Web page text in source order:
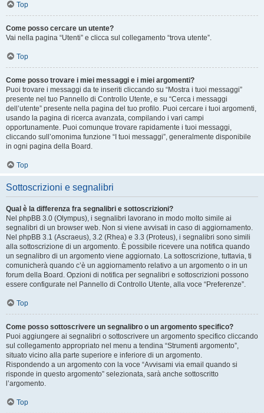
Top
Come posso cercare un utente?
Vai nella pagina “Utenti” e clicca sul collegamento “trova utente”.
Top
Come posso trovare i miei messaggi e i miei argomenti?
Puoi trovare i messaggi da te inseriti cliccando su “Mostra i tuoi messaggi”
presente nel tuo Pannello di Controllo Utente, e su “Cerca i messaggi
dell’utente” presente nella pagina del tuo profilo. Puoi cercare i tuoi argomenti,
usando la pagina di ricerca avanzata, compilando i vari campi
opportunamente. Puoi comunque trovare rapidamente i tuoi messaggi,
cliccando sull’omonima funzione “I tuoi messaggi”, generalmente disponibile
in ogni pagina della Board.
Top
Sottoscrizioni e segnalibri
Qual è la differenza fra segnalibri e sottoscrizioni?
Nel phpBB 3.0 (Olympus), i segnalibri lavorano in modo molto simile ai
segnalibri di un browser web. Non si viene avvisati in caso di aggiornamento.
Nel phpBB 3.1 (Ascraeus), 3.2 (Rhea) e 3.3 (Proteus), i segnalibri sono simili
alla sottoscrizione di un argomento. È possibile ricevere una notifica quando
un segnalibro di un argomento viene aggiornato. La sottoscrizione, tuttavia, ti
comunicherà quando c’è un aggiornamento relativo a un argomento o in un
forum della Board. Opzioni di notifica per segnalibri e sottoscrizioni possono
essere configurate nel Pannello di Controllo Utente, alla voce “Preferenze”.
Top
Come posso sottoscrivere un segnalibro o un argomento specifico?
Puoi aggiungere ai segnalibri o sottoscrivere un argomento specifico cliccando
sul collegamento appropriato nel menu a tendina “Strumenti argomento”,
situato vicino alla parte superiore e inferiore di un argomento.
Rispondendo a un argomento con la voce “Avvisami via email quando si
risponde in questo argomento” selezionata, sarà anche sottoscritto
l’argomento.
Top